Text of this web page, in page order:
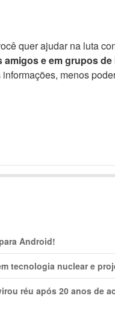
quer ajudar na luta
e em grupos
menos
Android!
tecnologia nuclear e
réu após 20 anos de